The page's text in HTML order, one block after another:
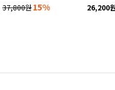
37,800원15%
26,200